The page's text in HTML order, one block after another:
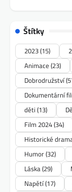
Štítky
2023(15)
Animace (23)
Dobrodružství
Dokumentární
děti (13)
Film 2024(34)
Historické
Humor(32)
Láska(29)
Napětí(17)